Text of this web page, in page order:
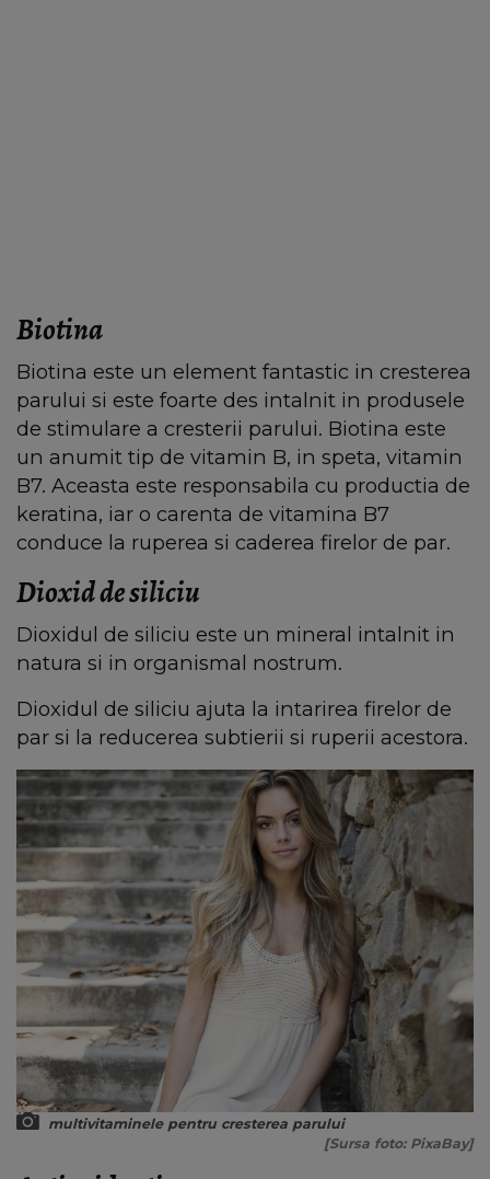
Biotina
Biotina este un element fantastic in cresterea
parului si este foarte des intalnit in produsele
de stimulare a cresterii parului. Biotina este
un anumit tip de vitamin B, in speta, vitamin
B7. Aceasta este responsabila cu productia de
keratina, iar o carenta de vitamina B7
conduce la ruperea si caderea firelor de par.
Dioxid de siliciu
Dioxidul de siliciu este un mineral intalnit in
natura si in organismal nostrum.
Dioxidul de siliciu ajuta la intarirea firelor de
par si la reducerea subtierii si ruperii acestora.
multivitaminele pentru cresterea parului
[Sursa foto: PixaBay]